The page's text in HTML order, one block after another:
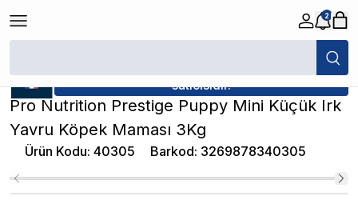
2
/ Pro Nutrition Prestige Puppy Mini Küçük Irk
satıcısıdır.
Pro Nutrition Prestige Puppy Mini Küçük Irk
Yavru Köpek Maması 3Kg
Ürün Kodu: 40305 Barkod: 3269878340305